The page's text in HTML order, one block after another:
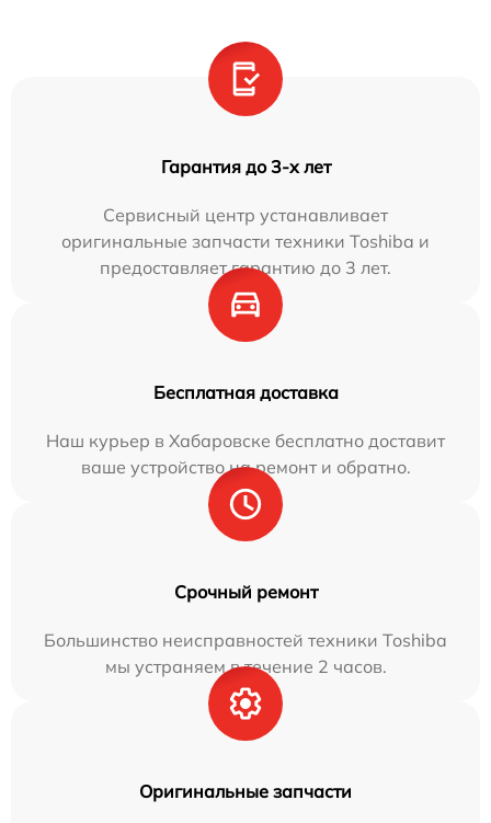
Гарантия до 3-х лет
Сервисный центр устанавливает
оригинальные запчасти техники Toshiba и
предоставляет гарантию до 3 лет.
Бесплатная доставка
Наш курьер в Хабаровске бесплатно доставит
ваше устройство на ремонт и обратно.
Срочный ремонт
Большинство неисправностей техники Toshiba
мы устраняем в течение 2 часов.
Оригинальные запчасти